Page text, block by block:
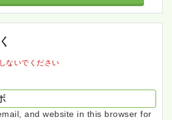
ないでください
and website in this browser for